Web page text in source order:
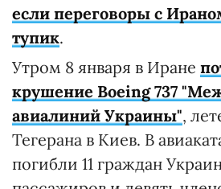
если переговоры с
тупик.
Утром 8 января в Иране
крушение Boeing 737
авиалиний Украины",
Тегерана в Киев. В
погибли 11 граждан